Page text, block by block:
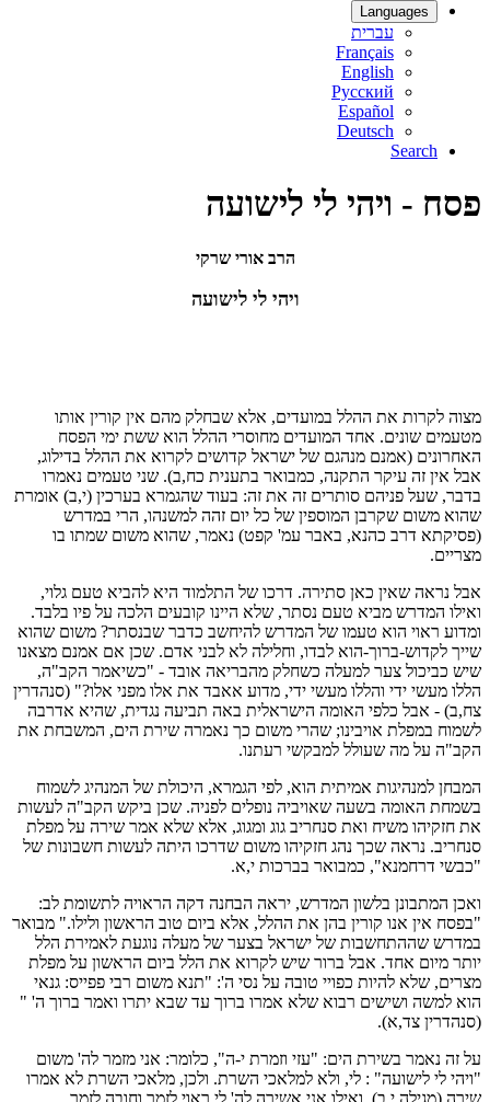
Languages
עברית
Français
English
Русский
Español
Deutsch
Search
פסח - ויהי לי לישועה
הרב אורי שרקי
ויהי לי לישועה
מצוה לקרות את ההלל במועדים, אלא שבחלק מהם אין קורין אותו
מטעמים שונים. אחד המועדים מחוסרי ההלל הוא ששת ימי הפסח
האחרונים (אמנם מנהגם של ישראל קדושים לקרוא את ההלל בדילוג,
אבל אין זה עיקר התקנה, כמבואר בתענית כח,ב). שני טעמים נאמרו
בדבר, שעל פניהם סותרים זה את זה: בעוד שהגמרא בערכין (י,ב) אומרת
שהוא משום שקרבן המוספין של כל יום זהה למשנהו, הרי במדרש
(פסיקתא דרב כהנא, באבר עמ' קפט) נאמר, שהוא משום שמתו בו
מצריים.
אבל נראה שאין כאן סתירה. דרכו של התלמוד היא להביא טעם גלוי,
ואילו המדרש מביא טעם נסתר, שלא היינו קובעים הלכה על פיו בלבד.
ומדוע ראוי הוא טעמו של המדרש להיחשב כדבר שבנסתר? משום שהוא
שייך לקדוש-ברוך-הוא לבדו, וחלילה לא לבני אדם. שכן אם אמנם מצאנו
שיש כביכול צער למעלה כשחלק מהבריאה אובד - "כשיאמר הקב"ה,
הללו מעשי ידי והללו מעשי ידי, מדוע אאבד את אלו מפני אלו?" (סנהדרין
צח,ב) - אבל כלפי האומה הישראלית באה תביעה נגדית, שהיא אדרבה
לשמוח במפלת אויבינו; שהרי משום כך נאמרה שירת הים, המשבחת את
הקב"ה על מה שעולל למבקשי רעתנו.
המבחן למנהיגות אמיתית הוא, לפי הגמרא, היכולת של המנהיג לשמוח
בשמחת האומה בשעה שאויביה נופלים לפניה. שכן ביקש הקב"ה לעשות
את חזקיהו משיח ואת סנחריב גוג ומגוג, אלא שלא אמר שירה על מפלת
סנחריב. נראה שכך נהג חזקיהו משום שדרכו היתה לעשות חשבונות של
"כבשי דרחמנא", כמבואר בברכות י,א.
ואכן המתבונן בלשון המדרש, יראה הבחנה דקה הראויה לתשומת לב:
"בפסח אין אנו קורין בהן את ההלל, אלא ביום טוב הראשון ולילו." מבואר
במדרש שההתחשבות של ישראל בצער של מעלה נוגעת לאמירת הלל
יותר מיום אחד. אבל ברור שיש לקרוא את הלל ביום הראשון על מפלת
מצרים, שלא להיות כפויי טובה על נסי ה': "תנא משום רבי פפייס: גנאי
הוא למשה ושישים רבוא שלא אמרו ברוך עד שבא יתרו ואמר ברוך ה' "
(סנהדרין צד,א).
על זה נאמר בשירת הים: "עזי וזמרת י-ה", כלומר: אני מזמר לה' משום
"ויהי לי לישועה" : לי, ולא למלאכי השרת. ולכן, מלאכי השרת לא אמרו
שירה (מגילה י,ב), ואילו אני אשירה לה' לי ראוי לזמר וחובה לזמר.